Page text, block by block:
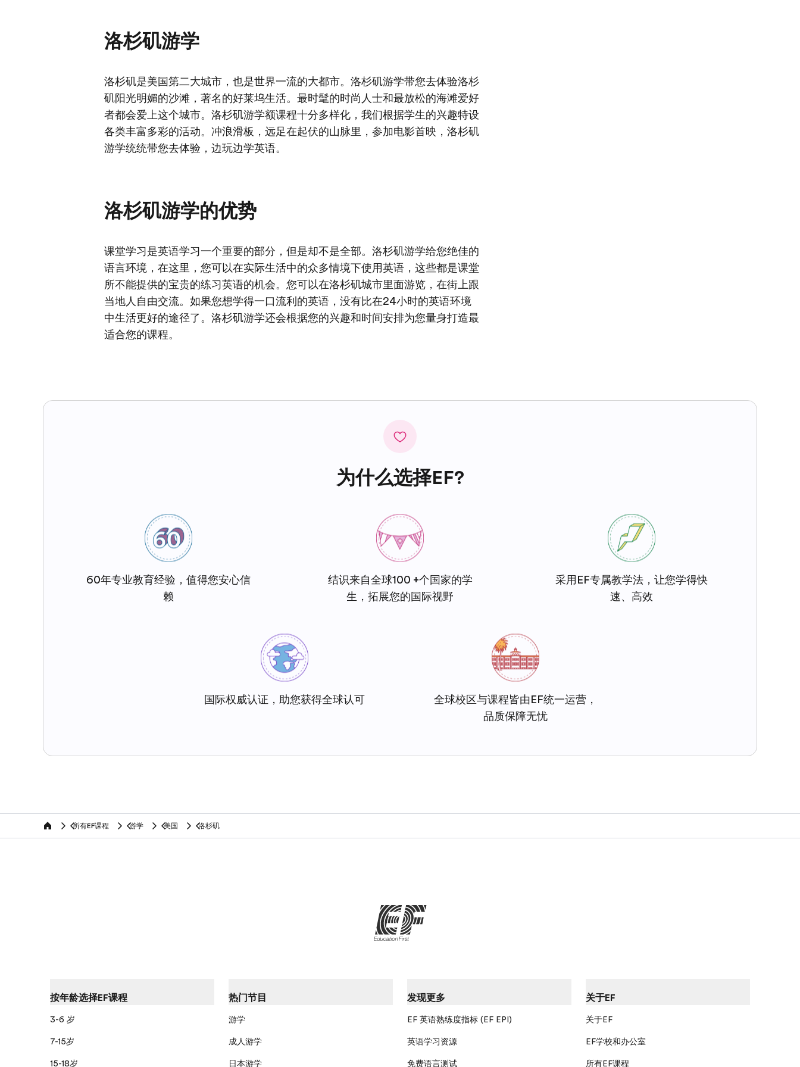
洛杉矶游学
洛杉矶是美国第二大城市，也是世界一流的大都市。洛杉矶游学带您去体验洛杉
矶阳光明媚的沙滩，著名的好莱坞生活。最时髦的时尚人士和最放松的海滩爱好
者都会爱上这个城市。洛杉矶游学额课程十分多样化，我们根据学生的兴趣特设
各类丰富多彩的活动。冲浪滑板，远足在起伏的山脉里，参加电影首映，洛杉矶
游学统统带您去体验，边玩边学英语。
洛杉矶游学的优势
课堂学习是英语学习一个重要的部分，但是却不是全部。洛杉矶游学给您绝佳的
语言环境，在这里，您可以在实际生活中的众多情境下使用英语，这些都是课堂
所不能提供的宝贵的练习英语的机会。您可以在洛杉矶城市里面游览，在街上跟
当地人自由交流。如果您想学得一口流利的英语，没有比在24小时的英语环境
中生活更好的途径了。洛杉矶游学还会根据您的兴趣和时间安排为您量身打造最
适合您的课程。
为什么选择EF?
60年专业教育经验，值得您安心信
赖
结识来自全球100 +个国家的学
生，拓展您的国际视野
采用EF专属教学法，让您学得快
速、高效
国际权威认证，助您获得全球认可
全球校区与课程皆由EF统一运营，
品质保障无忧
home 所有EF课程 游学 美国 洛杉矶
按年龄选择EF课程
3-6 岁
7-15岁
15-18岁
热门节目
游学
成人游学
日本游学
发现更多
EF 英语熟练度指标 (EF EPI)
英语学习资源
免费语言测试
关于EF
关于EF
EF学校和办公室
所有EF课程